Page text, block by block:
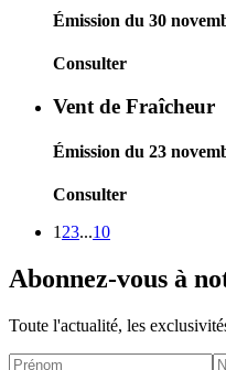
Émission du 30
Consulter
Vent de Fraîcheur
Émission du 23
Consulter
1 23...10
Abonnez-vous à
Toute l'actualité, les